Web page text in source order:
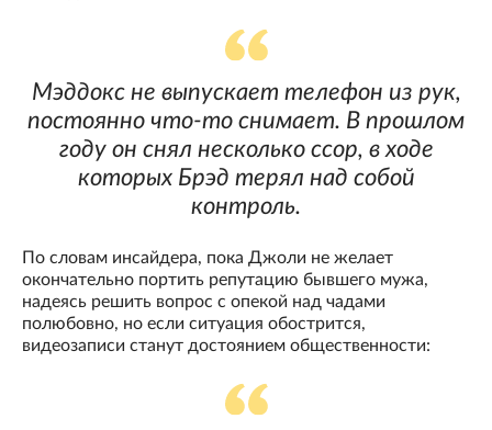
Мэддокс не выпускает телефон из рук,
постоянно что-то снимает. В прошлом
году он снял несколько ссор, в ходе
которых Брэд терял над собой
контроль.
По словам инсайдера, пока Джоли не желает
окончательно портить репутацию бывшего мужа,
надеясь решить вопрос с опекой над чадами
полюбовно, но если ситуация обострится,
видеозаписи станут достоянием общественности: